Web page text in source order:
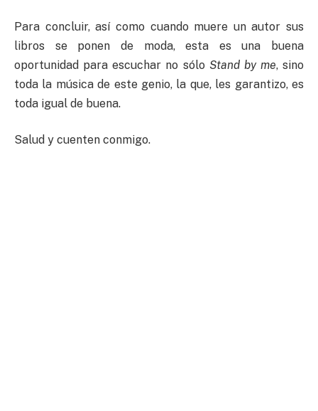
Para concluir, así como cuando muere un autor sus
libros se ponen de moda, esta es una buena
oportunidad para escuchar no sólo Stand by me, sino
toda la música de este genio, la que, les garantizo, es
toda igual de buena.
Salud y cuenten conmigo.